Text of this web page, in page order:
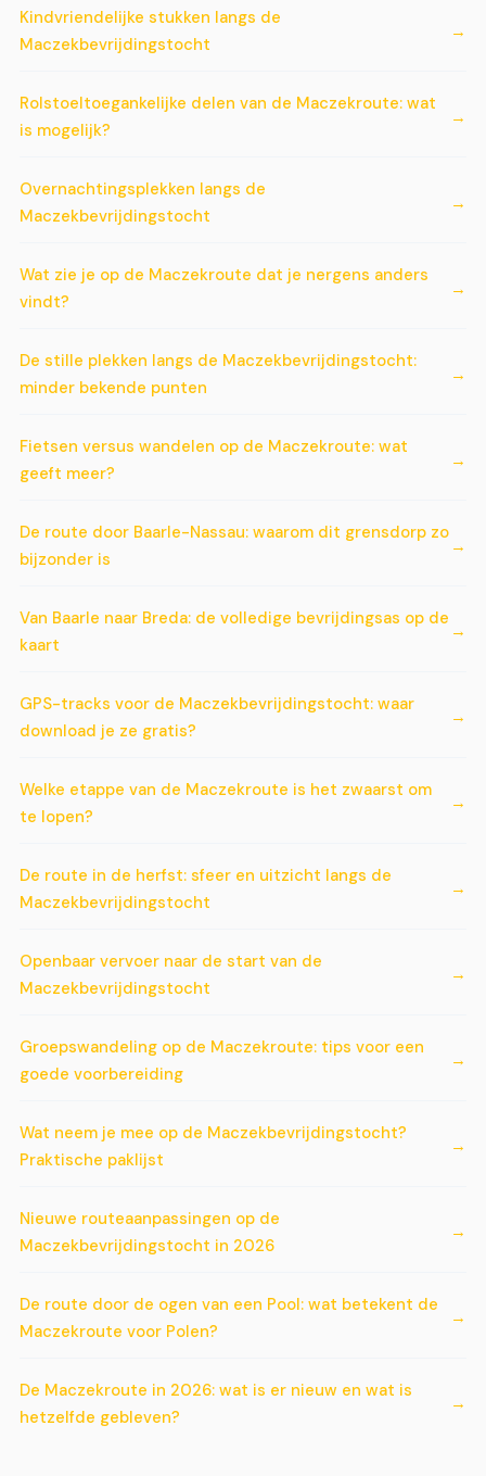
Kindvriendelijke stukken langs de
Maczekbevrijdingstocht
Rolstoeltoegankelijke delen van de Maczekroute: wat
is mogelijk?
Overnachtingsplekken langs de
Maczekbevrijdingstocht
Wat zie je op de Maczekroute dat je nergens anders
vindt?
De stille plekken langs de Maczekbevrijdingstocht:
minder bekende punten
Fietsen versus wandelen op de Maczekroute: wat
geeft meer?
De route door Baarle-Nassau: waarom dit grensdorp zo
bijzonder is
Van Baarle naar Breda: de volledige bevrijdingsas op de
kaart
GPS-tracks voor de Maczekbevrijdingstocht: waar
download je ze gratis?
Welke etappe van de Maczekroute is het zwaarst om
te lopen?
De route in de herfst: sfeer en uitzicht langs de
Maczekbevrijdingstocht
Openbaar vervoer naar de start van de
Maczekbevrijdingstocht
Groepswandeling op de Maczekroute: tips voor een
goede voorbereiding
Wat neem je mee op de Maczekbevrijdingstocht?
Praktische paklijst
Nieuwe routeaanpassingen op de
Maczekbevrijdingstocht in 2026
De route door de ogen van een Pool: wat betekent de
Maczekroute voor Polen?
De Maczekroute in 2026: wat is er nieuw en wat is
hetzelfde gebleven?